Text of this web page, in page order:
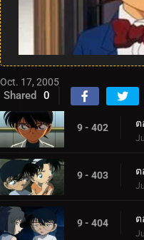
Oct. 17, 2005
Shared 0
9 - 402
9 - 403
9 - 404 ต